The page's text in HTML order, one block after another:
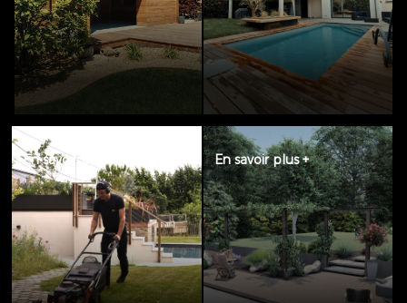
En savoir plus + En savoir plus +